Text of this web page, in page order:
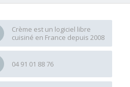
Crème est un logiciel libre
cuisiné en France depuis 2008
04 91 01 88 76